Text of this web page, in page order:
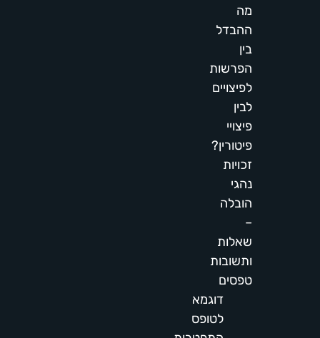
מה
ההבדל
בין
הפרשות
לפיצויים
לבין
פיצויי
פיטורין?
זכויות
נהגי
הובלה
–
שאלות
ותשובות
טפסים
דוגמא
לטופס